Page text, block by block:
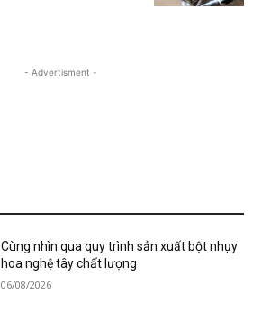
- Advertisment -
Cùng nhìn qua quy trình sản xuất bột nhụy
hoa nghệ tây chất lượng
06/08/2026